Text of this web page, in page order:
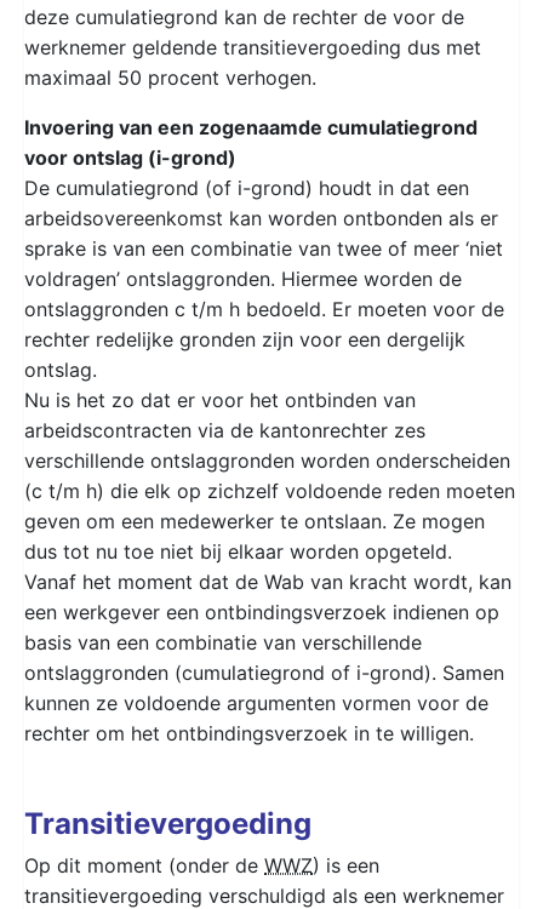
deze cumulatiegrond kan de rechter de voor de
werknemer geldende transitievergoeding dus met
maximaal 50 procent verhogen.
Invoering van een zogenaamde cumulatiegrond
voor ontslag (i-grond)
De cumulatiegrond (of i-grond) houdt in dat een
arbeidsovereenkomst kan worden ontbonden als er
sprake is van een combinatie van twee of meer ‘niet
voldragen’ ontslaggronden. Hiermee worden de
ontslaggronden c t/m h bedoeld. Er moeten voor de
rechter redelijke gronden zijn voor een dergelijk
ontslag.
Nu is het zo dat er voor het ontbinden van
arbeidscontracten via de kantonrechter zes
verschillende ontslaggronden worden onderscheiden
(c t/m h) die elk op zichzelf voldoende reden moeten
geven om een medewerker te ontslaan. Ze mogen
dus tot nu toe niet bij elkaar worden opgeteld.
Vanaf het moment dat de Wab van kracht wordt, kan
een werkgever een ontbindingsverzoek indienen op
basis van een combinatie van verschillende
ontslaggronden (cumulatiegrond of i-grond). Samen
kunnen ze voldoende argumenten vormen voor de
rechter om het ontbindingsverzoek in te willigen.
Transitievergoeding
Op dit moment (onder de WWZ) is een
transitievergoeding verschuldigd als een werknemer